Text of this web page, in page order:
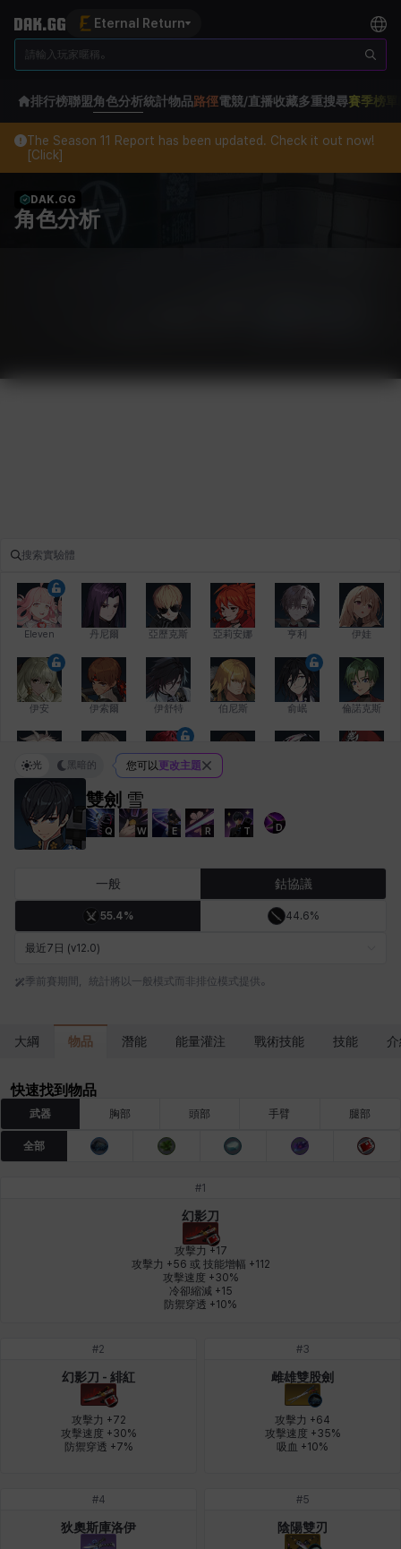
Eternal Return
排行榜聯盟角色分析統計物品路徑電競/直播收藏多重搜尋賽季榜單
The Season 11 Report has been updated. Check it out now!
[Click]
DAK.GG
角色分析
Eleven 丹尼爾 亞歷克斯 亞莉安娜 亨利 伊娃
伊安 伊索爾 伊舒特 伯尼斯 俞岷 倫諾克斯
傑琪 克雷弗
妮婭 妮琪 威廉
洛茲 海因茨 玹雨 珍妮 琪婭拉 瑪蒂娜
翡翠 肯尼思
艾登 艾迪娜
莉央 菲歐拉
蓋瑞特 達爾科
雙劍 雪
Q W E R T D
光 黑暗的 您可以更改主題
一般 鈷協議
55.4% 44.6%
最近7日 (v12.0)
季前賽期間，統計將以一般模式而非排位模式提供。
大綱 物品 潛能 能量灌注 戰術技能 技能
快速找到物品
武器 胸部 頭部 手臂 腿部
全部
#1
幻影刀
攻擊力 +17
攻擊力 +56 或 技能增幅 +112
攻擊速度 +30%
冷卻縮減 +15
防禦穿透 +10%
#2
幻影刀 - 緋紅
攻擊力 +72
攻擊速度 +30%
防禦穿透 +7%
#3
雌雄雙股劍
攻擊力 +64
攻擊速度 +35%
吸血 +10%
#4
狄奧斯庫洛伊
#5
陰陽雙刃